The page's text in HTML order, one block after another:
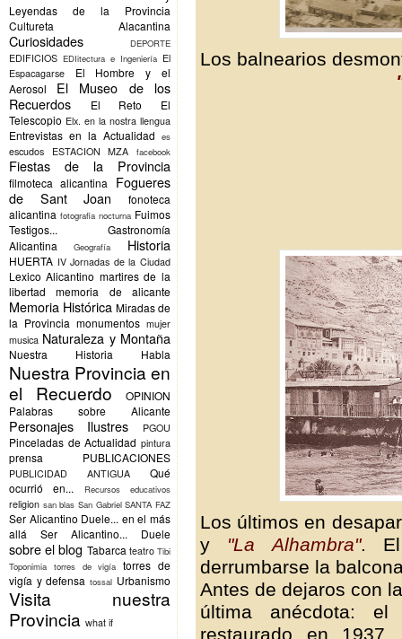
Leyendas de la Provincia
Cultureta Alacantina
Curiosidades DEPORTE
EDIFICIOS EDIitectura e Ingeniería El
Espacagarse
El Hombre y el
Aerosol
El Museo de los
Recuerdos
El Reto
El
Telescopio Elx. en la nostra llengua
Entrevistas en la Actualidad es
escudos ESTACION MZA facebook
Fiestas de la Provincia
filmoteca alicantina
Fogueres
de Sant Joan
fonoteca
alicantina fotografia nocturna Fuimos
Testigos...
Gastronomía
Alicantina
Geografía Historia
HUERTA IV Jornadas de la Ciudad
Lexico Alicantino martires de la
libertad
memoria de alicante
Memoria Histórica Miradas de
la Provincia monumentos mujer
musica Naturaleza y Montaña
Nuestra Historia Habla
Nuestra Provincia en
el Recuerdo
OPINION
Palabras sobre Alicante
Personajes Ilustres PGOU
Pinceladas de Actualidad pintura
prensa PUBLICACIONES
PUBLICIDAD ANTIGUA
Qué
ocurrió en...
Recursos educativos
religion san blas San Gabriel SANTA FAZ
Ser Alicantino Duele... en el más
allá
Ser Alicantino... Duele
sobre el blog Tabarca teatro Tibi
Toponimia torres de vigía torres de
vigía y defensa tossal Urbanismo
Visita nuestra
Provincia what if
Los balnearios
Los últimos en
y "La Alhambra". El
derrumbarse la
Antes de dejaros con
última anécdota: el
restaurado en